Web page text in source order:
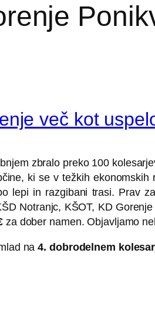
več kot
zbralo preko 100
ki se v težkih
lepi in razgibani trasi. Prav
Notranjc, KŠOT, KD
za dober namen. Objavljamo
na4. dobrodelnem